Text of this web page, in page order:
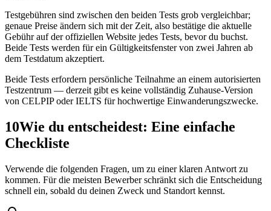
Testgebühren sind zwischen den beiden Tests grob vergleichbar;
genaue Preise ändern sich mit der Zeit, also bestätige die aktuelle
Gebühr auf der offiziellen Website jedes Tests, bevor du buchst.
Beide Tests werden für ein Gültigkeitsfenster von zwei Jahren ab
dem Testdatum akzeptiert.
Beide Tests erfordern persönliche Teilnahme an einem autorisierten
Testzentrum — derzeit gibt es keine vollständig Zuhause-Version
von CELPIP oder IELTS für hochwertige Einwanderungszwecke.
10Wie du entscheidest: Eine einfache
Checkliste
Verwende die folgenden Fragen, um zu einer klaren Antwort zu
kommen. Für die meisten Bewerber schränkt sich die Entscheidung
schnell ein, sobald du deinen Zweck und Standort kennst.